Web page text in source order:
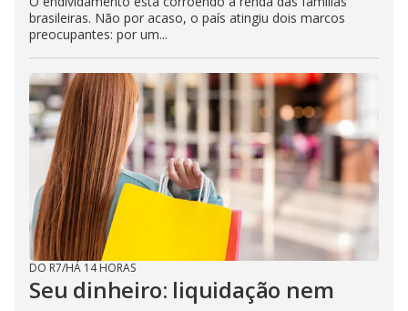
brasileiras. Não por acaso, o país atingiu dois marcos
preocupantes: por um...
DO R7/HÁ 14 HORAS
Seu dinheiro: liquidação nem